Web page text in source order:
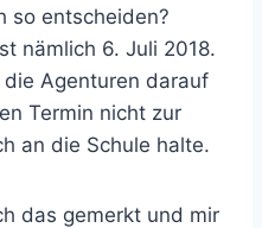
so entscheiden?
nämlich 6. Juli 2018.
Agenturen darauf
Termin nicht zur
an die Schule halte.
das gemerkt und mir